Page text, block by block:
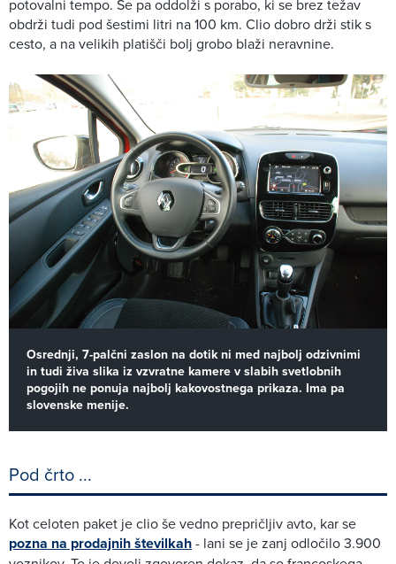
potovalni tempo. Se pa oddolži s porabo, ki se brez težav
obdrži tudi pod šestimi litri na 100 km. Clio dobro drži stik s
cesto, a na velikih platišči bolj grobo blaži neravnine.
Osrednji, 7-palčni zaslon na dotik ni med najbolj odzivnimi
in tudi živa slika iz vzvratne kamere v slabih svetlobnih
pogojih ne ponuja najbolj kakovostnega prikaza. Ima pa
slovenske menije.
Pod črto ...
Kot celoten paket je clio še vedno prepričljiv avto, kar se
pozna na prodajnih številkah- lani se je zanj odločilo 3.900